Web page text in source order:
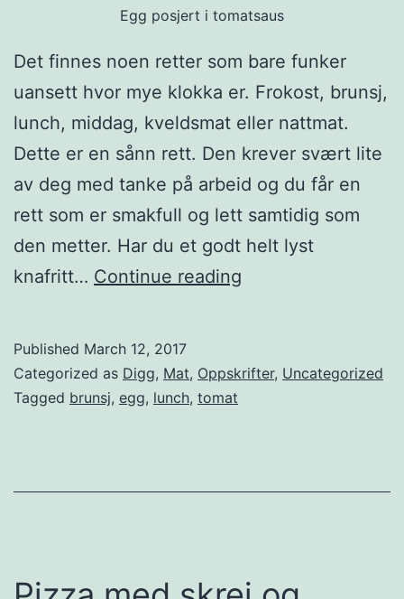
m
d
h
u
m
m
u
s
o
Egg posjert i tomatsaus
Det finnes noen retter som bare funker
uansett hvor mye klokka er. Frokost, brunsj,
lunch, middag, kveldsmat eller nattmat.
Dette er en sånn rett. Den krever svært lite
av deg med tanke på arbeid og du får en
rett som er smakfull og lett samtidig som
den metter. Har du et godt helt lyst
knafritt… Continue reading
j
e
g
Published March 12, 2017
Categorized as Digg, Mat, Oppskrifter, Uncategorized
Tagged brunsj, egg, lunch, tomat